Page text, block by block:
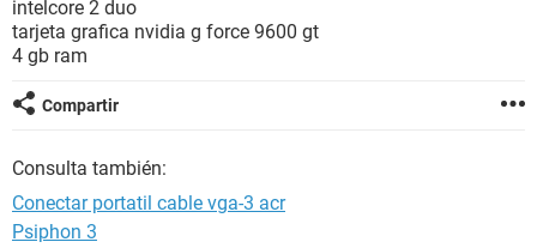
intelcore 2 duo
tarjeta grafica nvidia g force 9600 gt
4 gb ram
Compartir
Consulta también:
Conectar portatil cable vga-3 acr
Psiphon 3